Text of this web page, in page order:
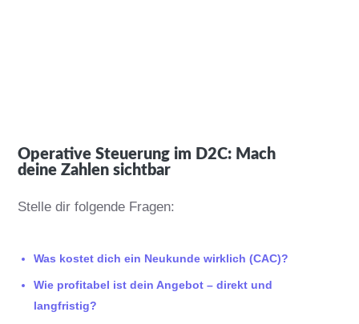
Operative Steuerung im D2C: Mach
deine Zahlen sichtbar
Stelle dir folgende Fragen:
Was kostet dich ein Neukunde wirklich (CAC)?
Wie profitabel ist dein Angebot – direkt und
langfristig?